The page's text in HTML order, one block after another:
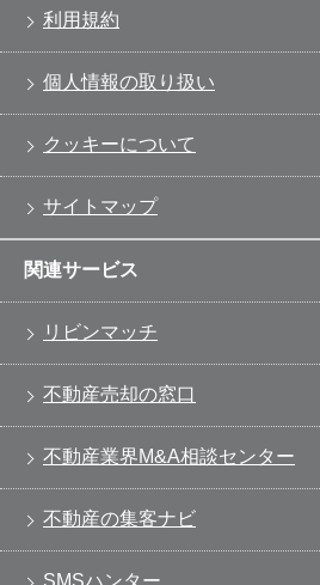
利用規約
個人情報の取り扱い
クッキーについて
サイトマップ
関連サービス
リビンマッチ
不動産売却の窓口
不動産業界M&A相談センター
不動産の集客ナビ